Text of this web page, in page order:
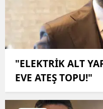
"ELEKTRİK ALT
EVE ATEŞ TOPU!"